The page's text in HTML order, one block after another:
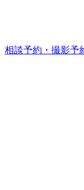
相談予約・撮影予